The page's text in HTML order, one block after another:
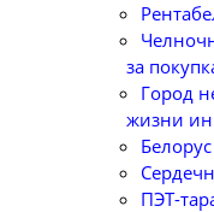
за
Город
жизни
ПЭТ-